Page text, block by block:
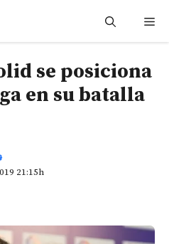
se posiciona
en su batalla
21:15h